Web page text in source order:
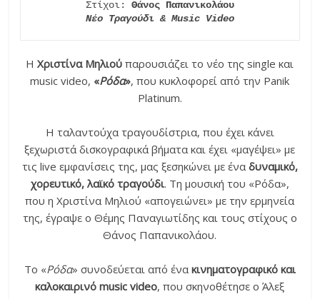
Στίχοι:
Θάνος Παπανικολάου
Νέο Τραγούδι & Music Video
Η Χριστίνα Μηλιού παρουσιάζει το νέο της single και
music video, «Ρόδα», που κυκλοφορεί από την Panik
Platinum.
Η ταλαντούχα τραγουδίστρια, που έχει κάνει
ξεχωριστά δισκογραφικά βήματα και έχει «μαγέψει» με
τις live εμφανίσεις της, μας ξεσηκώνει με έναδυναμικό,
χορευτικό, λαϊκό τραγούδι. Τη μουσική του «Ρόδα»,
που η Χριστίνα Μηλιού «απογειώνει» με την ερμηνεία
της, έγραψε ο Θέμης Παναγιωτίδης και τους στίχους ο
Θάνος Παπανικολάου.
Το «Ρόδα» συνοδεύεται από ένα κινηματογραφικό και
καλοκαιρινό music video, που σκηνοθέτησε ο Άλεξ